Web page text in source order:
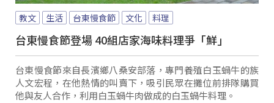
教文 生活 台東慢食節 文化 料理
台東慢食節登場 40組店家海味料理爭「鮮」
台東慢食節來自長濱鄉八桑安部落，專門養殖白玉蝸牛的族
人文宏程，在他熱情的叫賣下，吸引民眾在攤位前排隊購買
他與友人合作，利用白玉蝸牛肉做成的白玉蝸牛料理。